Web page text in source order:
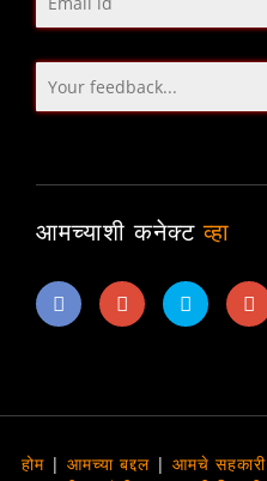
आमच्याशी कनेक्टव्हा
होम | आमच्या बद्दल | आमचे सहकारी